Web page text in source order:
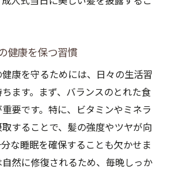
健康を保つ習慣
康を守るためには、日々の生活習
ます。まず、バランスのとれた食
要です。特に、ビタミンやミネラ
することで、髪の強度やツヤが向
な睡眠を確保することも欠かせま
然に修復されるため、毎晩しっか